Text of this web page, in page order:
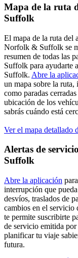
Mapa de la ruta
Suffolk
El mapa de la ruta del
Norfolk & Suffolk se
resumen de todas las
Suffolk para ayudarte
Suffolk. Abre la
un mapa sobre la ruta,
como paradas
ubicación de los
sabrás cuándo está
Ver el mapa detallado
Alertas de
Suffolk
Abre la aplicación
interrupción que
desvíos, traslados de
cambios en el servicio
te permite suscribirte
de servicio emitida
planificar tu viaje
futura.